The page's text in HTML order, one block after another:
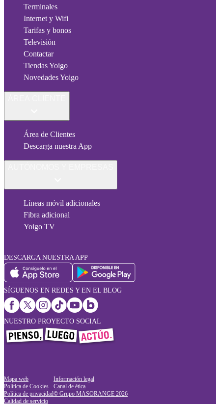
Terminales
Internet y Wifi
Tarifas y bonos
Televisión
Contactar
Tiendas Yoigo
Novedades Yoigo
Área de Clientes
Descarga nuestra App
Líneas móvil adicionales
Fibra adicional
Yoigo TV
DESCARGA NUESTRA APP
SÍGUENOS EN REDES Y EN EL BLOG
NUESTRO PROYECTO SOCIAL
Mapa web
Política de Cookies
Política de privacidad
Calidad de servicio
Información legal
Canal de ética
© Grupo MASORANGE 2026